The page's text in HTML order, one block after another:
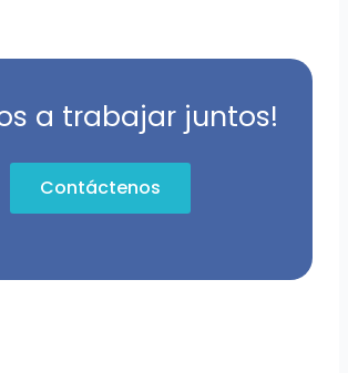
a trabajar juntos!
Contáctenos